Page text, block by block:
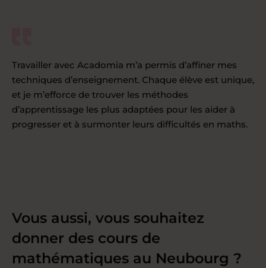
Travailler avec Acadomia m’a permis d’affiner mes
techniques d’enseignement. Chaque élève est unique,
et je m’efforce de trouver les méthodes
d’apprentissage les plus adaptées pour les aider à
progresser et à surmonter leurs difficultés en maths.
Vous aussi, vous souhaitez
donner des cours de
mathématiques au Neubourg ?